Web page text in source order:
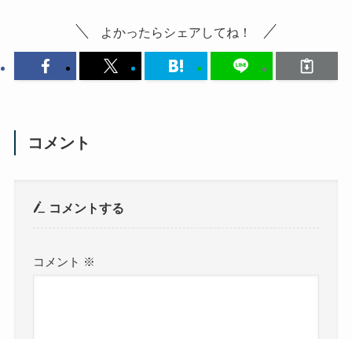
よかったらシェアしてね！
コメント
コメントする
コメント ※